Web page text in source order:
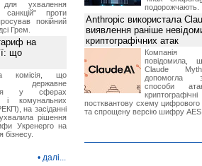
для ухвалення
санкцій" проти
покійний
Грем.
на
що
комісія, що
державне
у сферах
і комунальних
на засіданні
рішення
Укренерго на
бізнесу.
• далі...
подорожчають.
Anthropic використала
виявлення раніше
криптографічних атак
Компанія
повідомила,
Claude
допомогла
способи
постквантову схему цифрового
та спрощену версію шифру AES.